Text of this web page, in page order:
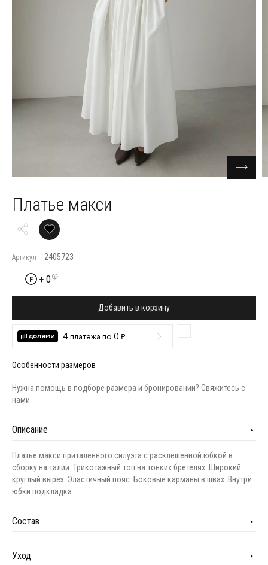
Платье макси
Артикул 2405723
+ 0
Добавить в корзину
4 платежа по 0 ₽
Особенности размеров
Нужна помощь в подборе размера и бронировании? Свяжитесь с
нами
Описание
Платье макси приталенного силуэта с расклешенной юбкой в
сборку на талии. Трикотажный топ на тонких бретелях. Широкий
круглый вырез. Эластичный пояс. Боковые карманы в швах. Внутри
юбки подкладка.
Состав
Уход